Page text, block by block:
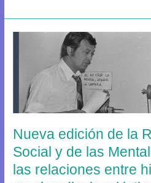
Nueva edición de la
Social y de las
las relaciones entre
Revista
Social
y
de
las